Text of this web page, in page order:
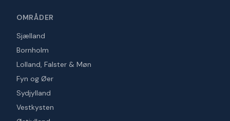
OMRÅDER
Sjælland
Bornholm
Lolland, Falster & Møn
Fyn og Øer
Sydjylland
Vestkysten